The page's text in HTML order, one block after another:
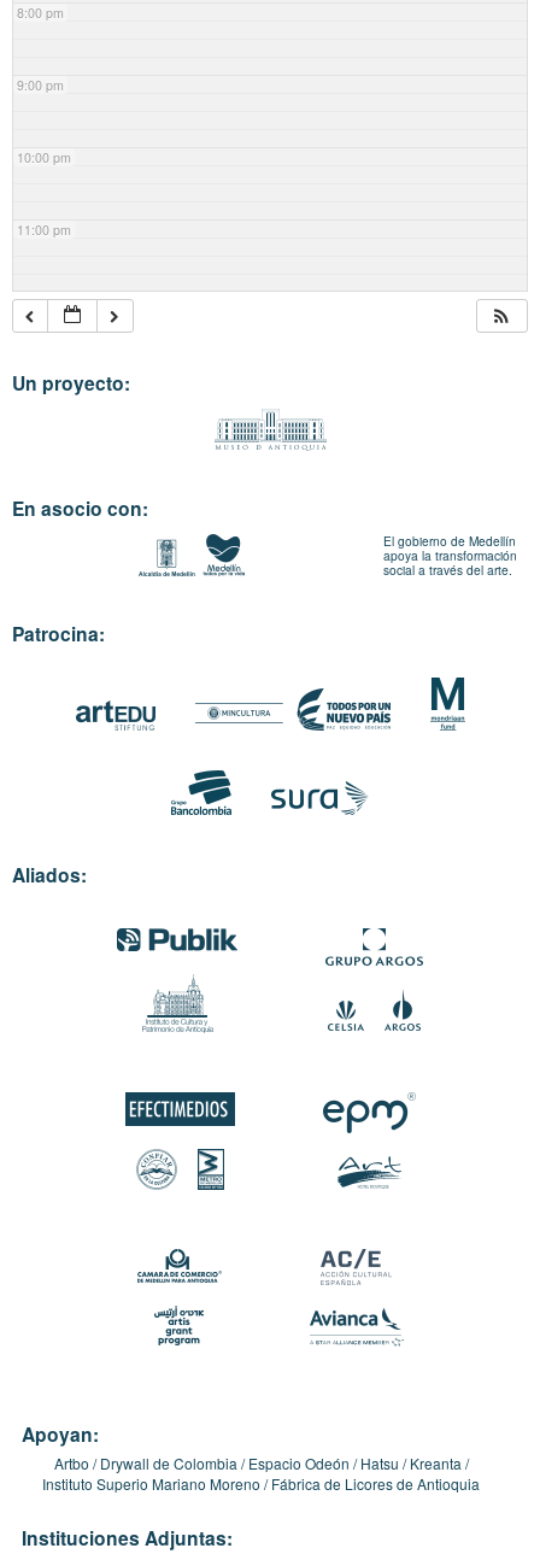
8:00 pm
9:00 pm
10:00 pm
11:00 pm
Un proyecto:
En asocio con:
El gobierno de Medellín
apoya la transformación
social a través del arte.
Patrocina:
Aliados:
Apoyan:
Artbo Drywall de Colombia Espacio Odeón Hatsu
Kreanta
Instituto Superio Mariano Moreno
Fábrica de Licores de Antioquia
Instituciones Adjuntas: